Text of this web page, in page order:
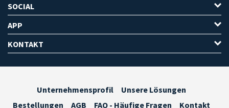
SOCIAL
APP
KONTAKT
Unternehmensprofil
Unsere Lösungen
Bestellungen
AGB FAQ - Häufige Fragen
Kontakt